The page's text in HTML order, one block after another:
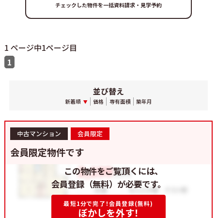
1 ページ中1ページ目
1
並び替え
新着順 価格 専有面積 築年月
中古マンション 会員限定
会員限定物件です
この物件をご覧頂くには、
会員登録（無料）が必要です。
最短1分で完了！会員登録(無料)
ぼかしを外す！